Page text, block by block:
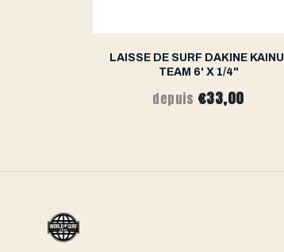
LAISSE DE SURF DAKINE KAINUI
TEAM 6' X 1/4"
depuis €33,00